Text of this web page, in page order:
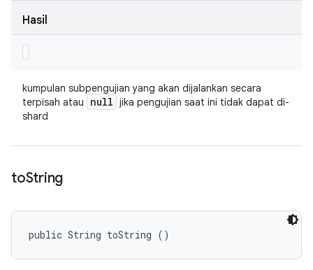
Hasil
kumpulan subpengujian yang akan dijalankan secara
terpisah atau
null jika pengujian saat ini tidak dapat di-
shard
toString
public String toString ()